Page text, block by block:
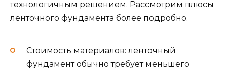
технологичным решением. Рассмотрим плюсы
ленточного фундамента более подробно.
Стоимость материалов: ленточный
фундамент обычно требует меньшего